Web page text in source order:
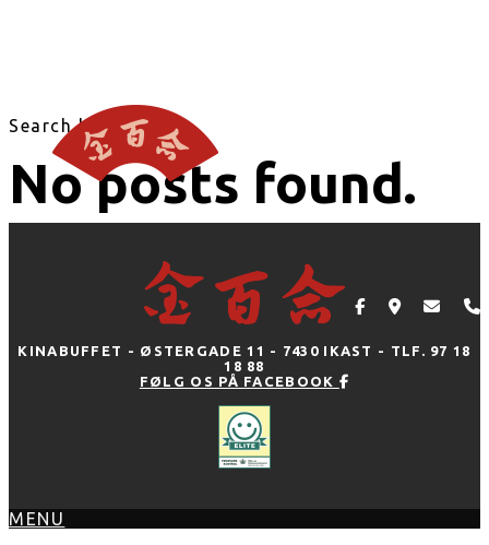
Search blog
No posts found.
KINABUFFET - ØSTERGADE 11 - 7430 IKAST - TLF. 97 18
18 88
FØLG OS PÅ FACEBOOK
MENU